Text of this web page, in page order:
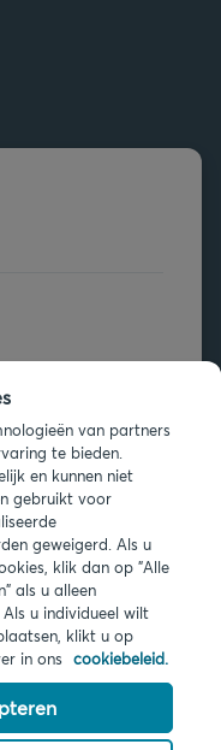
van partners
te bieden.
en kunnen niet
gebruikt voor
geweigerd. Als u
klik dan op "Alle
als u alleen
u individueel wilt
klikt u op
in ons cookiebeleid.